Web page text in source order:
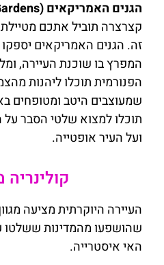
הגנים האמריקאים (American Gardens)-
קצרצרה תוביל אתכם
זה. הגנים האמריקאים
המפרץ בו שוכנת העיירה,
הפנורמית תוכלו ליהנות
שמעוצבים היטב ומטופחים
תוכלו למצוא שלטי הסבר על
ועל העיר אופטייה.
העיירה היוקרתית מציעה
שהושפעו מהמדינות ששלטו
האי איסטרייה.